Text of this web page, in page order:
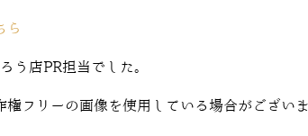
ら
う店PR担当でした。
フリーの画像を使用している場合がございま